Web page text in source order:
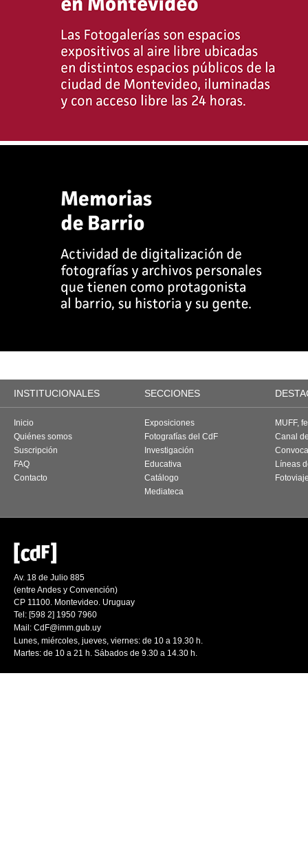
INSTITUCIONALES SECCIONES
Inicio
Quiénes somos
Suscripción
FAQ
Contacto
Exposiciones
Fotografías del CdF
Investigación
Educativa
Catálogo
Mediateca
MUFF,
Canal
Líneas
Av. 18 de Julio 885
(entre Andes y Convención)
CP 11100. Montevideo. Uruguay
Tel: [598 2] 1950 7960
Mail: CdF@imm.gub.uy
Lunes, miércoles, jueves, viernes: de 10 a 19.30 h.
Martes: de 10 a 21 h. Sábados de 9.30 a 14.30 h.